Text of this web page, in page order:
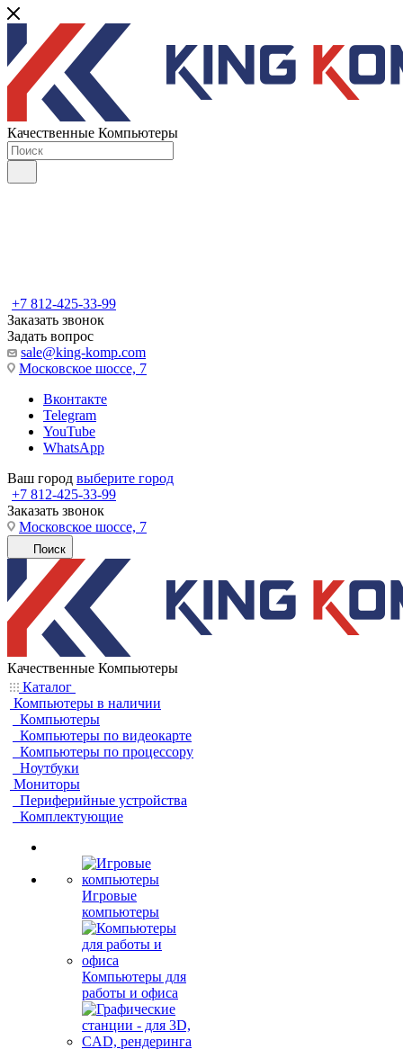
Качественные Компьютеры
+7 812-425-33-99
Заказать звонок
Задать вопрос
sale@king-komp.com
Московское шоссе, 7
Вконтакте
Telegram
YouTube
WhatsApp
Ваш город выберите город
+7 812-425-33-99
Заказать звонок
Московское шоссе, 7
Поиск
Качественные Компьютеры
Каталог
Компьютеры в наличии
Компьютеры
Компьютеры по видеокарте
Компьютеры по процессору
Ноутбуки
Мониторы
Периферийные устройства
Комплектующие
Игровые
компьютеры
Компьютеры для
работы и офиса